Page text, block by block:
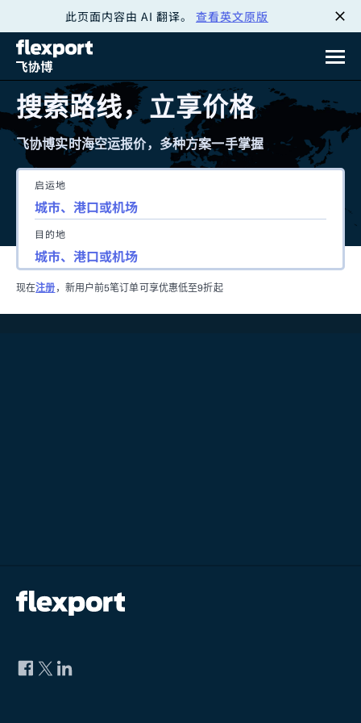
此页面内容由 AI 翻译。 查看英文原版
搜索路线，立享价格
飞协博实时海空运报价，多种方案一手掌握
启运地
目的地
现在注册 ，新用户前5笔订单可享优惠低至9折起